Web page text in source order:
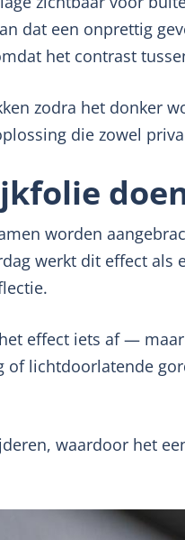
dat een onprettig
het contrast
zodra het donker
die zowel
worden
werkt dit effect als
effect iets af —
lichtdoorlatende
waardoor het